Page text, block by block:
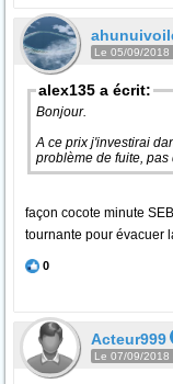
Le 05/09/2018
alex135 a écrit:
Bonjour.
A ce prix j'investirai
problème de fuite,
façon cocote minute
tournante pour évacuer
0
Acteur999
Le 07/09/2018